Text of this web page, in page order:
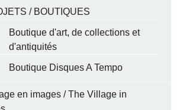
/ BOUTIQUES
Boutique d'art, de collections et
d'antiquités
Boutique Disques A Tempo
en images / The Village in